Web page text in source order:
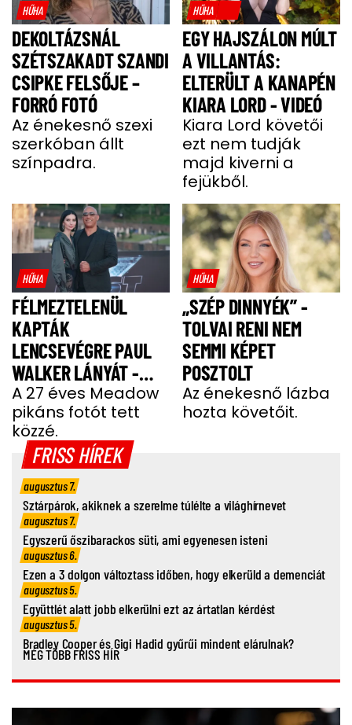
HŰHA
DEKOLTÁZSNÁL
SZÉTSZAKADT SZANDI
CSIPKE FELSŐJE –
FORRÓ FOTÓ
Az énekesnő szexi
szerkóban állt
színpadra.
HŰHA
EGY HAJSZÁLON MÚLT
A VILLANTÁS:
ELTERÜLT A KANAPÉN
KIARA LORD - VIDEÓ
Kiara Lord követői
ezt nem tudják
majd kiverni a
fejükből.
HŰHA
FÉLMEZTELENÜL
KAPTÁK
LENCSEVÉGRE PAUL
WALKER LÁNYÁT -
FOTÓ
A 27 éves Meadow
pikáns fotót tett
közzé.
HŰHA
„SZÉP DINNYÉK” -
TOLVAI RENI NEM
SEMMI KÉPET
POSZTOLT
Az énekesnő lázba
hozta követőit.
FRISS HÍREK
augusztus 7.
Sztárpárok, akiknek a szerelme túlélte a világhírnevet
augusztus 7.
Egyszerű őszibarackos süti, ami egyenesen isteni
augusztus 6.
Ezen a 3 dolgon változtass időben, hogy elkerüld a demenciát
augusztus 5.
Együttlét alatt jobb elkerülni ezt az ártatlan kérdést
augusztus 5.
Bradley Cooper és Gigi Hadid gyűrűi mindent elárulnak?
MÉG TÖBB FRISS HÍR